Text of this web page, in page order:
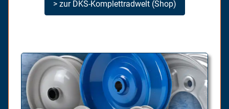
> zur DKS-Komplettradwelt (Shop)